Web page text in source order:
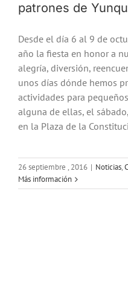
patrones de
Desde el día 6 al 9 de
año la fiesta en honor a
alegría, diversión,
unos días dónde hemos
actividades para
alguna de ellas, el
en la Plaza de la
26 septiembre , 2016 | Noticias,
Más información